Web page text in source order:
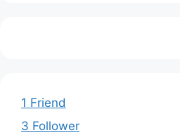
1 Friend
3 Follower